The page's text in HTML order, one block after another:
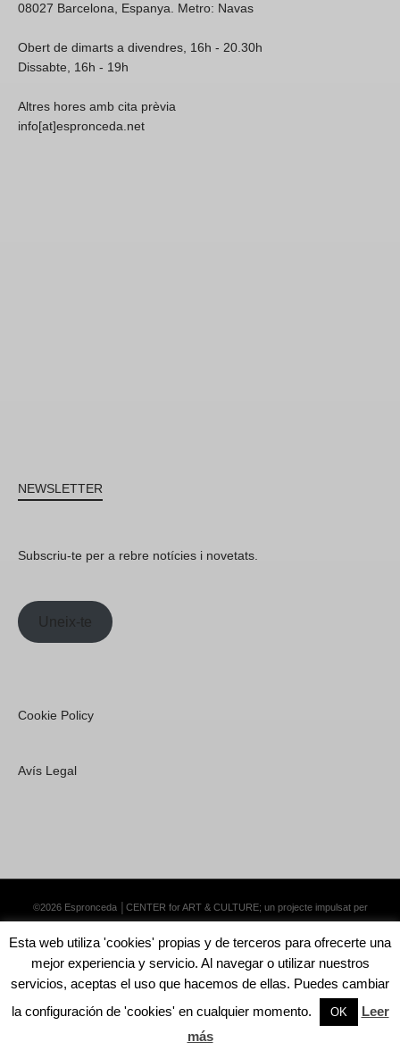
08027 Barcelona, Espanya. Metro: Navas
Obert de dimarts a divendres, 16h - 20.30h
Dissabte, 16h - 19h
Altres hores amb cita prèvia
info[at]espronceda.net
NEWSLETTER
Subscriu-te per a rebre notícies i novetats.
Uneix-te
Cookie Policy
Avís Legal
©2026 Espronceda │CENTER for ART & CULTURE; un projecte impulsat per
Esta web utiliza 'cookies' propias y de terceros para ofrecerte una
mejor experiencia y servicio. Al navegar o utilizar nuestros
servicios, aceptas el uso que hacemos de ellas. Puedes cambiar
la configuración de 'cookies' en cualquier momento.
OK
Leer
más
English Català Español